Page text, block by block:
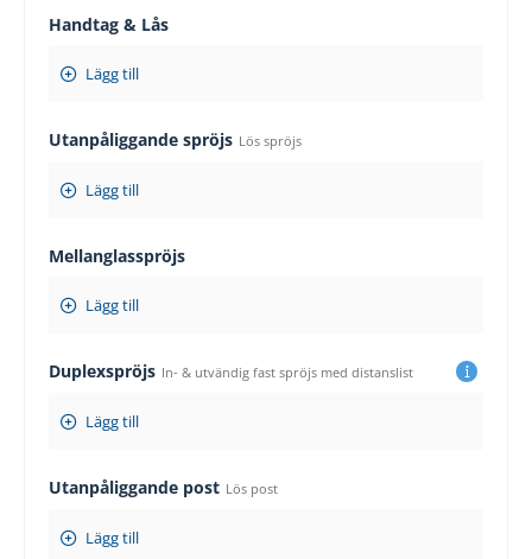
Handtag & Lås
Lägg till
Utanpåliggande spröjs Lös spröjs
Lägg till
Mellanglasspröjs
Lägg till
Duplexspröjs In- & utvändig fast spröjs med distanslist
Lägg till
Utanpåliggande post Lös post
Lägg till